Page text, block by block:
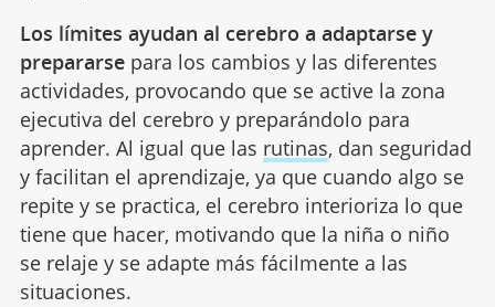
Los límites ayudan al cerebro a adaptarse y
prepararsepara los cambios y las diferentes
actividades, provocando que se active la zona
ejecutiva del cerebro y preparándolo para
aprender. Al igual que las rutinas, dan seguridad
y facilitan el aprendizaje, ya que cuando algo se
repite y se practica, el cerebro interioriza lo que
tiene que hacer, motivando que la niña o niño
se relaje y se adapte más fácilmente a las
situaciones.